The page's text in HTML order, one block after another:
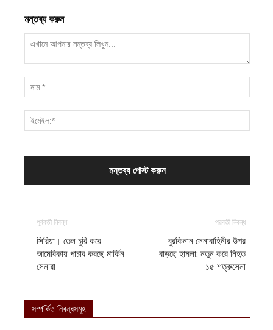
মন্তব্য করুন
পূর্ববর্তী নিবন্ধ
সিরিয়া। তেল চুরি করে
আমেরিকায় পাচার করছে মার্কিন
সেনারা
পরবর্তী নিবন্ধ
বুরকিনান সেনাবাহিনীর উপর
বাড়ছে হামলা: নতুন করে নিহত
১৫ শত্রুসেনা
সম্পর্কিত নিবন্ধসমূহ